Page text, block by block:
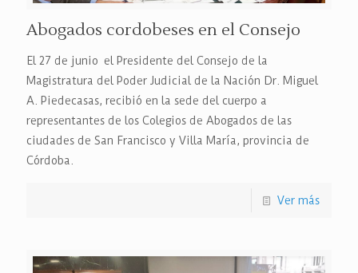
Abogados cordobeses en el Consejo
El 27 de junio el Presidente del Consejo de la
Magistratura del Poder Judicial de la Nación Dr. Miguel
A. Piedecasas, recibió en la sede del cuerpo a
representantes de los Colegios de Abogados de las
ciudades de San Francisco y Villa María, provincia de
Córdoba.
Ver más